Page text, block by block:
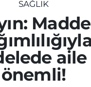
SAĞLIK
Madde
önemli!
Yoğunluk Haritası
Durumu ve
Haberleri